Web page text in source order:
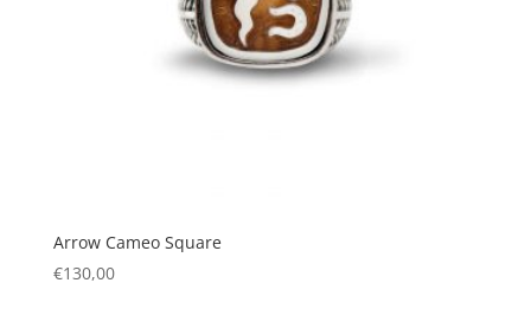
Arrow Cameo Square
€130,00